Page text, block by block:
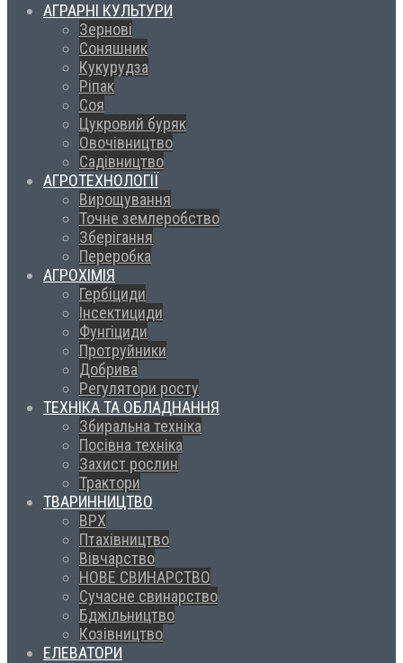
АГРАРНІ КУЛЬТУРИ
Зернові
Соняшник
Кукурудза
Ріпак
Соя
Цукровий буряк
Овочівництво
Садівництво
АГРОТЕХНОЛОГІЇ
Вирощування
Точне землеробство
Зберігання
Переробка
АГРОХІМІЯ
Гербіциди
Інсектициди
Фунгіциди
Протруйники
Добрива
Регулятори росту
ТЕХНІКА ТА ОБЛАДНАННЯ
Збиральна техніка
Посівна техніка
Захист рослин
Трактори
ТВАРИННИЦТВО
ВРХ
Птахівництво
Вівчарство
НОВЕ СВИНАРСТВО
Сучасне свинарство
Бджільництво
Козівництво
ЕЛЕВАТОРИ